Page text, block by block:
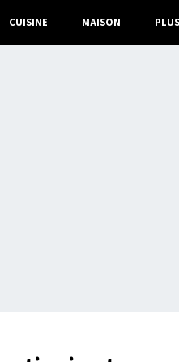
CUISINE MAISON PLUS